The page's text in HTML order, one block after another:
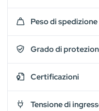
Peso di spedizione
Grado di
Certificazioni
Tensione di